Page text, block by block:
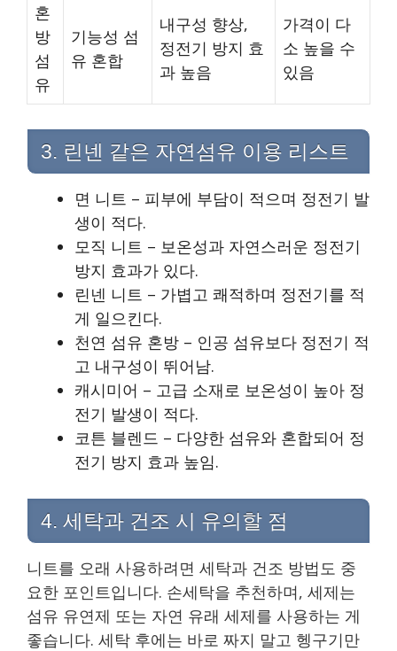
혼
방
섬
유
기능성 섬
유 혼합
내구성 향상,
정전기 방지 효
과 높음
가격이 다
소 높을 수
있음
3. 린넨 같은 자연섬유 이용 리스트
면 니트 – 피부에 부담이 적으며 정전기 발
생이 적다.
모직 니트 – 보온성과 자연스러운 정전기
방지 효과가 있다.
린넨 니트 – 가볍고 쾌적하며 정전기를 적
게 일으킨다.
천연 섬유 혼방 – 인공 섬유보다 정전기 적
고 내구성이 뛰어남.
캐시미어 – 고급 소재로 보온성이 높아 정
전기 발생이 적다.
코튼 블렌드 – 다양한 섬유와 혼합되어 정
전기 방지 효과 높임.
4. 세탁과 건조 시 유의할 점
니트를 오래 사용하려면 세탁과 건조 방법도 중
요한 포인트입니다. 손세탁을 추천하며, 세제는
섬유 유연제 또는 자연 유래 세제를 사용하는 게
좋습니다. 세탁 후에는 바로 짜지 말고 헹구기만